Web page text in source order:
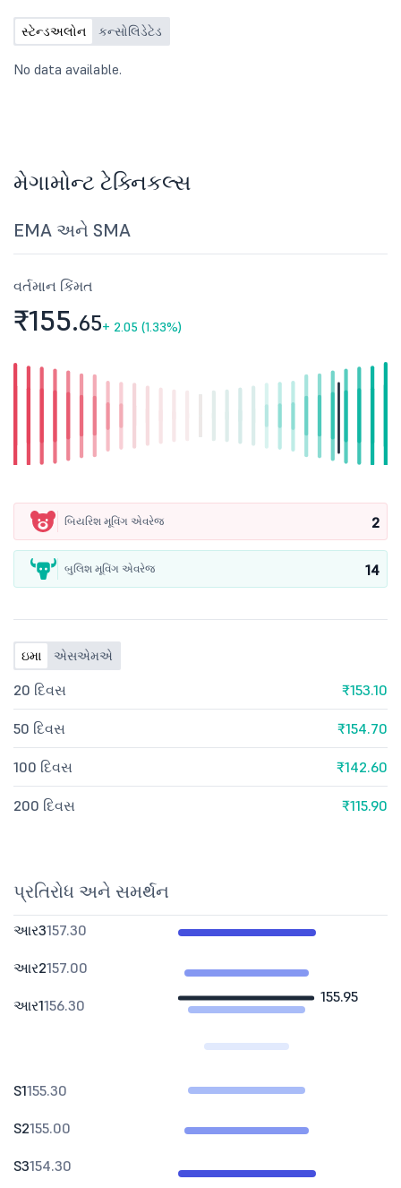
સ્ટેન્ડઅલોન કન્સોલિડેટેડ
No data available.
મેગામોન્ટ ટેક્નિકલ્સ
EMA અને SMA
વર્તમાન કિંમત
₹155.65+ 2.05 (1.33%)
બિયરિશ મૂવિંગ એવરેજ 2
બુલિશ મૂવિંગ એવરેજ 14
ઇમા એસએમએ
20 દિવસ ₹153.10
50 દિવસ ₹154.70
100 દિવસ ₹142.60
200 દિવસ ₹115.90
પ્રતિરોધ અને સમર્થન
155.95
આર3157.30
આર2157.00
આર1156.30
S1155.30
S2155.00
S3154.30